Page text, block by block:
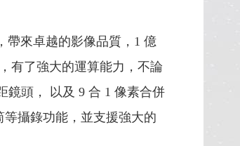
帶來卓越的影像品質，1 億
有了強大的運算能力，不論
鏡頭， 以及 9 合 1 像素合併
攝錄功能，並支援強大的